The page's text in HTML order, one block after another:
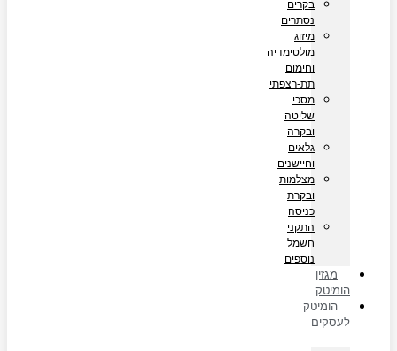
בקרים
נסתרים
מיזוג
מולטימדיה
וחימום
תת-רצפתי
מסכי
שליטה
ובקרה
גלאים
וחיישנים
מצלמות
ובקרת
כניסה
התקני
חשמל
נוספים
מגזין
הומיטק
הומיטק
לעסקים